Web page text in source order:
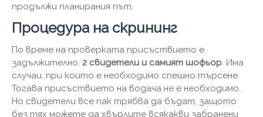
продължи планирания път.
Процедура на скрининг
По време на проверката присъствието е
задължително. 2 свидетели и самият шофьор. Има
случаи, при които е необходимо спешно търсене.
Тогава присъствието на водача не е необходимо.
Но свидетели все пак трябва да бъдат, защото
без тях можете да хвърлите всякакви забранени